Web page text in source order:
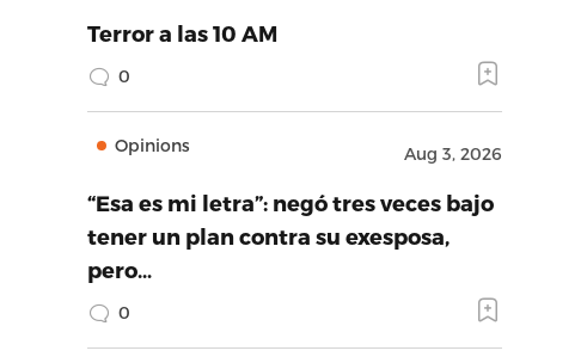
Terror a las 10 AM
0
Opinions Aug 3, 2026
“Esa es mi letra”: negó tres veces bajo
tener un plan contra su exesposa,
pero…
0